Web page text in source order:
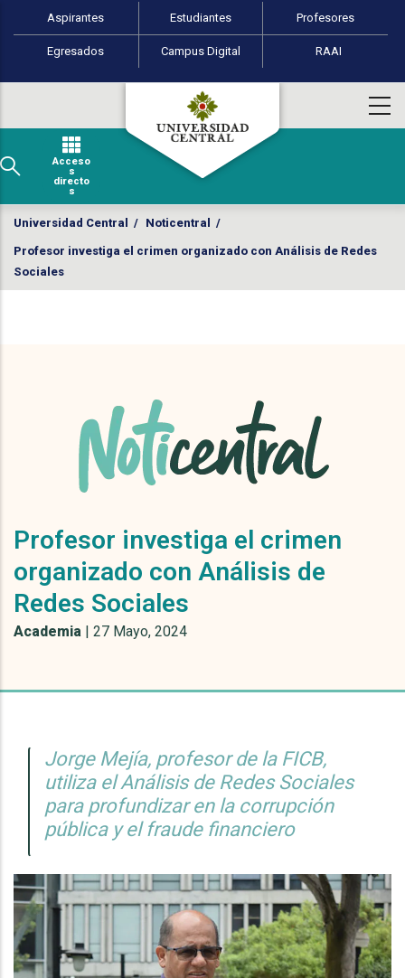
Pasar al contenido principal
Perfiles de usuario
Aspirantes Estudiantes Profesores
Egresados Campus Digital RAAI
Acceso
s
directo
s
Universidad Central / Noticentral /
Profesor investiga el crimen organizado con Análisis de Redes
Sociales
Profesor investiga el crimen
organizado con Análisis de
Redes Sociales
Academia | 27 Mayo, 2024
Jorge Mejía, profesor de la FICB,
utiliza el Análisis de Redes Sociales
para profundizar en la corrupción
pública y el fraude financiero